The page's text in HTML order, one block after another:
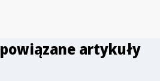
powiązane artykuły